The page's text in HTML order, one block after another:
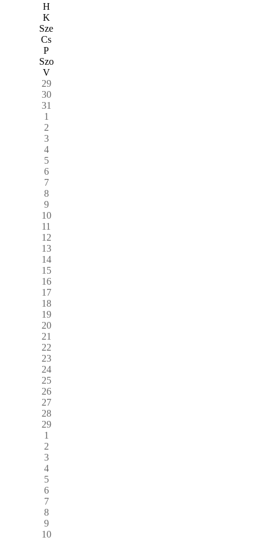
H
K
Sze
Cs
P
Szo
V
29
30
31
1
2
3
4
5
6
7
8
9
10
11
12
13
14
15
16
17
18
19
20
21
22
23
24
25
26
27
28
29
1
2
3
4
5
6
7
8
9
10